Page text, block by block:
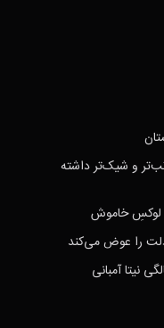
و شیک‌تر داشته
لوکسِ خاموش
را عوض می‌کند